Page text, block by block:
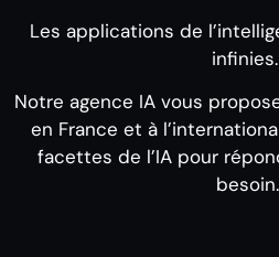
Les applications de
infinies.
Notre agence IA vous
en France et à
facettes de l’IA pour
besoin.